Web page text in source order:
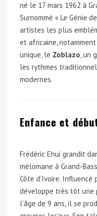
né le 17 mars 1962 à
Surnommé « Le Génie
artistes les plus
et africaine,
unique, le Zoblazo, un
les rythmes
modernes.
Enfance et
Frédéric Ehui grandit
mélomane à Grand-
Côte d’Ivoire.
développe très tôt une
l’âge de 9 ans, il se